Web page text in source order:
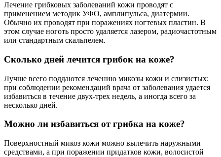
Лечение грибковых заболеваний кожи проводят с
применением методик УФО, амплипульса, диатермии.
Обычно их проводят при поражениях ногтевых пластин. В
этом случае ноготь просто удаляется лазером, радиочастотным
или стандартным скальпелем.
Сколько дней лечится грибок на коже?
Лучше всего поддаются лечению микозы кожи и слизистых:
при соблюдении рекомендаций врача от заболевания удается
избавиться в течение двух-трех недель, а иногда всего за
несколько дней.
Можно ли избавиться от грибка на коже?
Поверхностный микоз кожи можно вылечить наружными
средствами, а при поражении придатков кожи, волосистой